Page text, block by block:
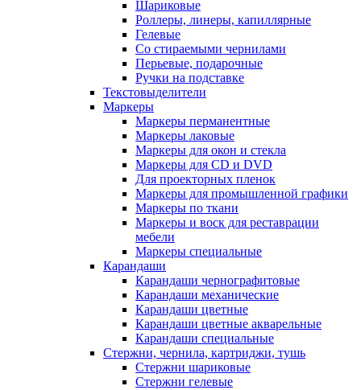
Шариковые
Роллеры, линеры, капиллярные
Гелевые
Со стираемыми чернилами
Перьевые, подарочные
Ручки на подставке
Текстовыделители
Маркеры
Маркеры перманентные
Маркеры лаковые
Маркеры для окон и стекла
Маркеры для CD и DVD
Для проекторных пленок
Маркеры для промышленной графики
Маркеры по ткани
Маркеры и воск для реставрации
мебели
Маркеры специальные
Карандаши
Карандаши чернографитовые
Карандаши механические
Карандаши цветные
Карандаши цветные акварельные
Карандаши специальные
Стержни, чернила, картриджи, тушь
Стержни шариковые
Стержни гелевые